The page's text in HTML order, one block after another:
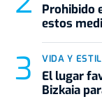
Prohibido
estos
VIDA Y
El lugar
Bizkaia